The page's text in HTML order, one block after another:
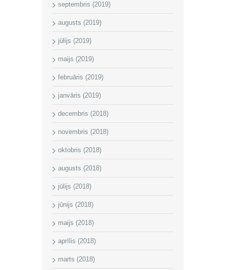
septembris (2019)
augusts (2019)
jūlijs (2019)
maijs (2019)
februāris (2019)
janvāris (2019)
decembris (2018)
novembris (2018)
oktobris (2018)
augusts (2018)
jūlijs (2018)
jūnijs (2018)
maijs (2018)
aprīlis (2018)
marts (2018)